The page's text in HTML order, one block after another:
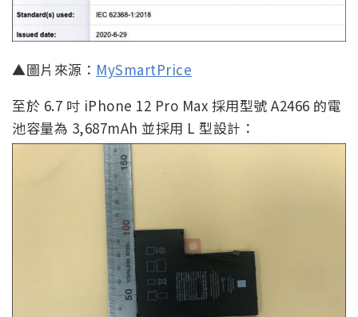
▲圖片來源： MySmartPrice
至於 6.7 吋 iPhone 12 Pro Max 採用型號 A2466 的電
池容量為 3,687mAh 並採用 L 型設計：